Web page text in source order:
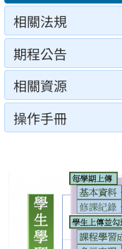
相關法規
期程公告
相關資源
操作手冊